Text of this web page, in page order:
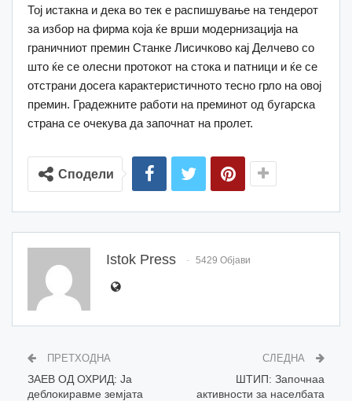
Тој истакна и дека во тек е распишување на тендерот
за избор на фирма која ќе врши модернизација на
граничниот премин Станке Лисичково кај Делчево со
што ќе се олесни протокот на стока и патници и ќе се
отстрани досега карактеристичното тесно грло на овој
премин. Градежните работи на преминот од бугарска
страна се очекува да започнат на пролет.
Сподели
Istok Press 5429 Објави
ПРЕТХОДНА
ЗАЕВ ОД ОХРИД: Ја
деблокиравме земјата
СЛЕДНА
ШТИП: Започнаа
активности за населбата